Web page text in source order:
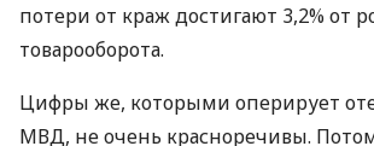
потери от краж достигают 3,2% от
товарооборота.
Цифры же, которыми оперирует
МВД, не очень красноречивы.